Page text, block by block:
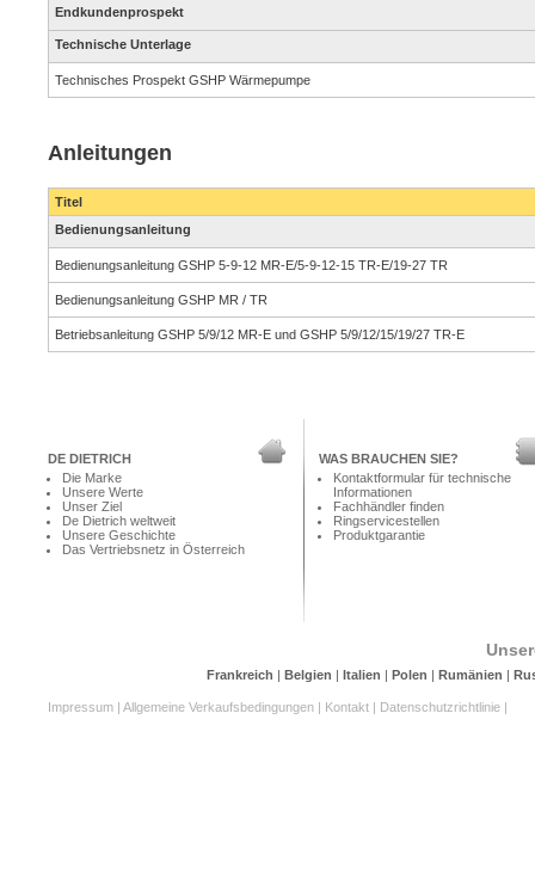
Endkundenprospekt
Technische Unterlage
Technisches Prospekt GSHP Wärmepumpe
Anleitungen
Titel
Bedienungsanleitung
Bedienungsanleitung GSHP 5-9-12 MR-E/5-9-12-15 TR-E/19-27 TR
Bedienungsanleitung GSHP MR / TR
Betriebsanleitung GSHP 5/9/12 MR-E und GSHP 5/9/12/15/19/27 TR-E
DE DIETRICH
Die Marke
Unsere Werte
Unser Ziel
De Dietrich weltweit
Unsere Geschichte
Das Vertriebsnetz in Österreich
WAS BRAUCHEN SIE?
Kontaktformular für technische
Informationen
Fachhändler finden
Ringservicestellen
Produktgarantie
Frankreich | Belgien | Italien | Polen | Rumänien |
Impressum | Allgemeine Verkaufsbedingungen | Kontakt | Datenschutzrichtlinie |